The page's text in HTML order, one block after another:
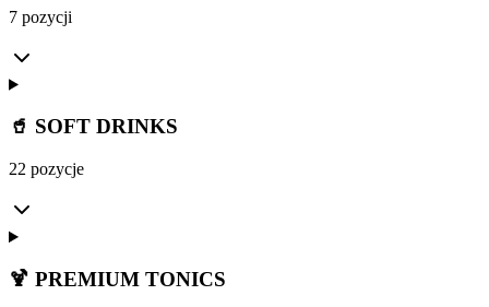
7 pozycji
🥤 SOFT DRINKS
22 pozycje
🍹 PREMIUM TONICS